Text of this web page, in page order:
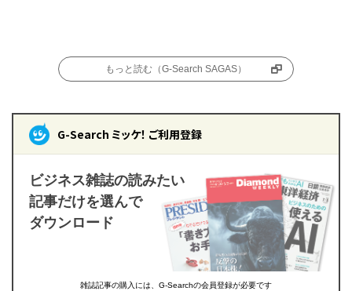
もっと読む（G-Search SAGAS）
G-Search ミッケ！ ご利用登録
ビジネス雑誌の読みたい
記事だけを選んで
ダウンロード
雑誌記事の購入には、G-Searchの会員登録が必要です